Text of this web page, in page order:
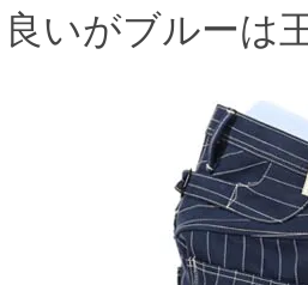
いがブルーは